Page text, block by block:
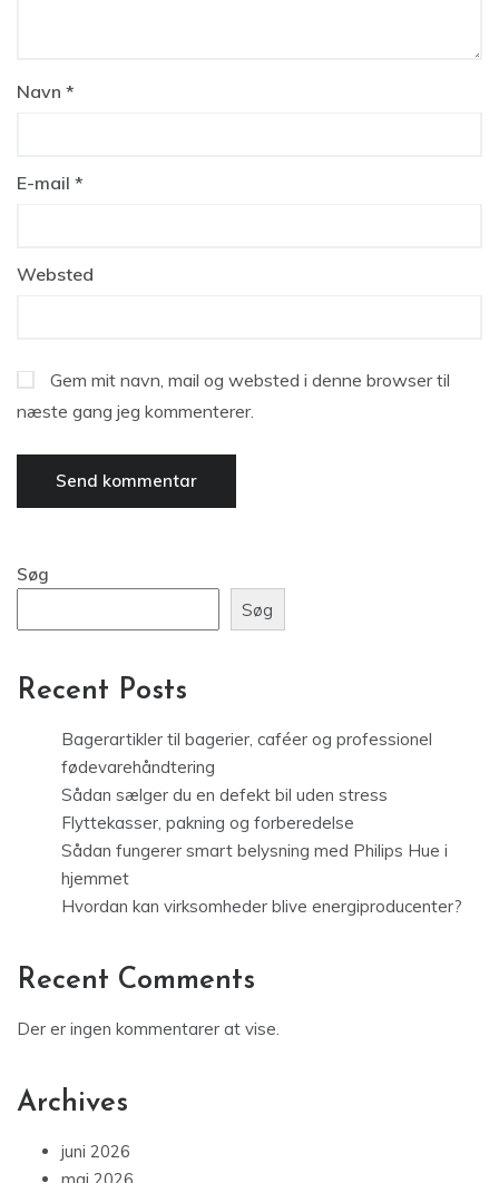
Navn *
E-mail *
Websted
Gem mit navn, mail og websted i denne browser til
næste gang jeg kommenterer.
Søg
Søg
Recent Posts
Bagerartikler til bagerier, caféer og professionel
fødevarehåndtering
Sådan sælger du en defekt bil uden stress
Flyttekasser, pakning og forberedelse
Sådan fungerer smart belysning med Philips Hue i
hjemmet
Hvordan kan virksomheder blive energiproducenter?
Recent Comments
Der er ingen kommentarer at vise.
Archives
juni 2026